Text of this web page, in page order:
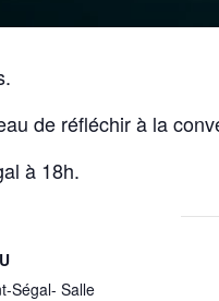
de réfléchir à la
à 18h.
Ségal- Salle